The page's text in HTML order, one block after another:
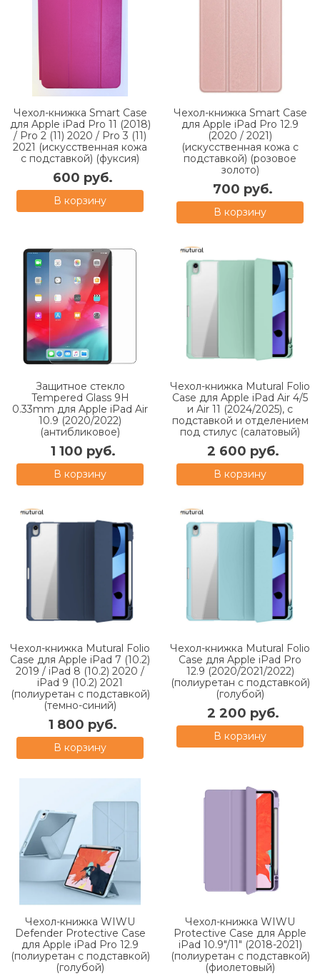
Чехол-книжка Smart Case
для Apple iPad Pro 11 (2018)
/ Pro 2 (11) 2020 / Pro 3 (11)
2021 (искусственная кожа
с подставкой) (фуксия)
600 руб.
В корзину
Чехол-книжка Smart Case
для Apple iPad Pro 12.9
(2020 / 2021)
(искусственная кожа с
подставкой) (розовое
золото)
700 руб.
В корзину
Защитное стекло
Tempered Glass 9H
0.33mm для Apple iPad Air
10.9 (2020/2022)
(антибликовое)
1 100 руб.
В корзину
Чехол-книжка Mutural Folio
Case для Apple iPad Air 4/5
и Air 11 (2024/2025), с
подставкой и отделением
под стилус (салатовый)
2 600 руб.
В корзину
Чехол-книжка Mutural Folio
Case для Apple iPad 7 (10.2)
2019 / iPad 8 (10.2) 2020 /
iPad 9 (10.2) 2021
(полиуретан с подставкой)
(темно-синий)
1 800 руб.
В корзину
Чехол-книжка Mutural Folio
Case для Apple iPad Pro
12.9 (2020/2021/2022)
(полиуретан с подставкой)
(голубой)
2 200 руб.
В корзину
Чехол-книжка WIWU
Defender Protective Case
для Apple iPad Pro 12.9
(полиуретан с подставкой)
(голубой)
Чехол-книжка WIWU
Protective Case для Apple
iPad 10.9"/11" (2018-2021)
(полиуретан с подставкой)
(фиолетовый)